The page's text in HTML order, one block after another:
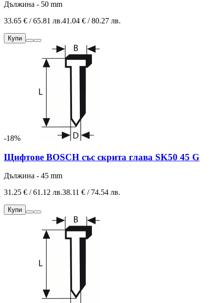
Дължина - 50 mm
33.65 € / 65.81 лв.41.04 € / 80.27 лв.
Купи
-18%
Щифтове BOSCH със скрита глава SK50 45 G
Дължина - 45 mm
31.25 € / 61.12 лв.38.11 € / 74.54 лв.
Купи